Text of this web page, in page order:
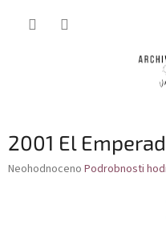
2001 El
Průměrné
Neohodnoceno Podrobnosti